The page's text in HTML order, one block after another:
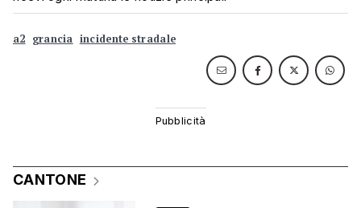
a2 grancia incidente stradale
CANTONE